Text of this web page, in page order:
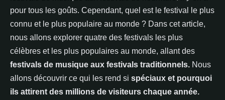
Emilie• 8 février 2022•2 min de lecture
pour tous les goûts. Cependant, quel est le festival le plus
connu et le plus populaire au monde ? Dans cet article,
nous allons explorer quatre des festivals les plus
célèbres et les plus populaires au monde, allant des
festivals de musique aux festivals traditionnels. Nous
allons découvrir ce qui les rend si spéciaux et pourquoi
ils attirent des millions de visiteurs chaque année.